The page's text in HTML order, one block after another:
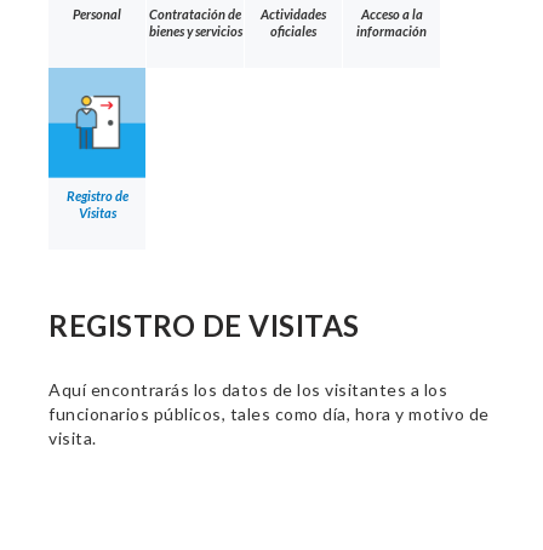
Personal
Contratación de
bienes y servicios
Actividades
oficiales
Acceso a la
información
Registro de
Visitas
REGISTRO DE VISITAS
Aquí encontrarás los datos de los visitantes a los
funcionarios públicos, tales como día, hora y motivo de
visita.